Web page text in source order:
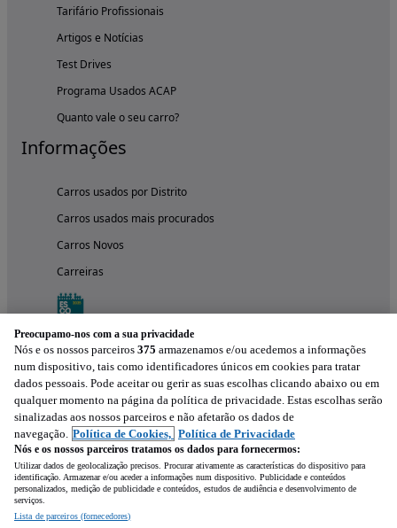
Tarifário Profissionais
Artigos e Notícias
Test Drives
Programa Usados ACAP
Quanto vale o seu carro?
Informações
Carros usados por Distrito
Carros usados mais procurados
Carros Novos
Carreiras
Experimenta a aplicação
Preocupamo-nos com a sua privacidade
Nós e os nossos parceiros 375 armazenamos e/ou acedemos a informações
num dispositivo, tais como identificadores únicos em cookies para tratar
dados pessoais. Pode aceitar ou gerir as suas escolhas clicando abaixo ou em
qualquer momento na página da política de privacidade. Estas escolhas serão
sinalizadas aos nossos parceiros e não afetarão os dados de
navegação. Política de Cookies, Política de Privacidade
Nós e os nossos parceiros tratamos os dados para fornecermos:
Utilizar dados de geolocalização precisos. Procurar ativamente as características do dispositivo para
identificação. Armazenar e/ou aceder a informações num dispositivo. Publicidade e conteúdos
personalizados, medição de publicidade e conteúdos, estudos de audiência e desenvolvimento de
serviços.
Lista de parceiros (fornecedores)